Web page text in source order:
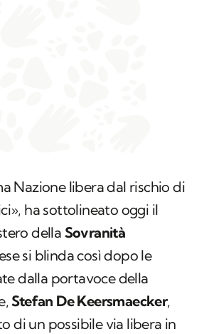
Nazione libera dal rischio di
ha sottolineato oggi il
della Sovranità
si blinda così dopo le
dalla portavoce della
Stefan De Keersmaecker,
di un possibile via libera in